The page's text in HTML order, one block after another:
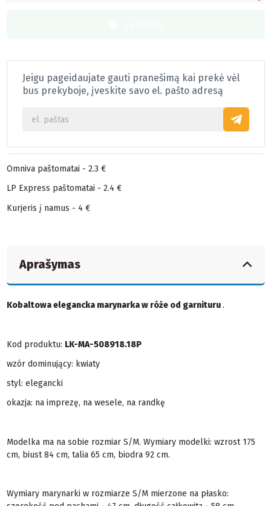
Jeigu pageidaujate gauti pranešimą kai prekė vėl
bus prekyboje, įveskite savo el. pašto adresą
Omniva paštomatai - 2.3 €
LP Express paštomatai - 2.4 €
Kurjeris į namus - 4 €
Aprašymas
Kobaltowa elegancka marynarka w róże od garnituru.
Kod produktu: LK-MA-508918.18P
wzór dominujący: kwiaty
styl: elegancki
okazja: na imprezę, na wesele, na randkę
Modelka ma na sobie rozmiar S/M. Wymiary modelki: wzrost 175
cm, biust 84 cm, talia 65 cm, biodra 92 cm.
Wymiary marynarki w rozmiarze S/M mierzone na płasko: